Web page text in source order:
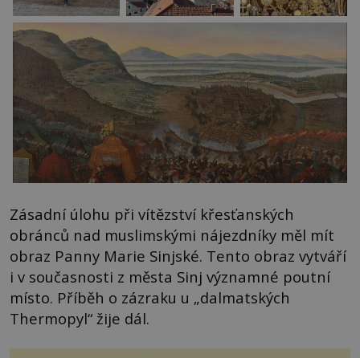
Zásadní úlohu při vítězství křesťanských
obránců nad muslimskými nájezdníky měl mít
obraz Panny Marie Sinjské. Tento obraz vytváří
i v současnosti z města Sinj významné poutní
místo. Příběh o zázraku u „dalmatských
Thermopyl“ žije dál.